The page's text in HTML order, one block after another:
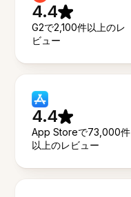
4.4
G2で2,100件以上のレ
ビュー
4.4
App Storeで73,000件
以上のレビュー